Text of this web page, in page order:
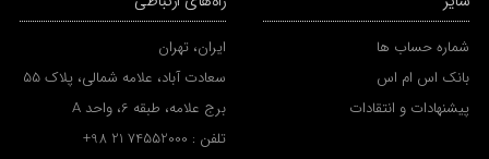
شماره حساب ها
بانک اس ام اس
پیشنهادات و انتقادات
ایران، تهران
سعادت آباد، علامه شمالی، پلاک 55
برج علامه، طبقه 6، واحد A
تلفن : +98 21 74552000